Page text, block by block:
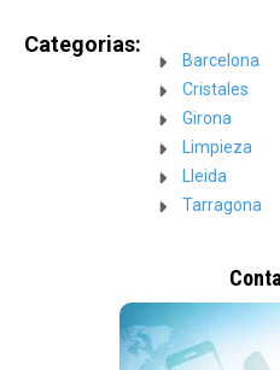
Categorias:
Barcelona
Cristales
Girona
Limpieza
Lleida
Tarragona